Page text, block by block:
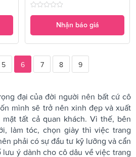
Nhận báo giá
5 6 7 8 9
đại của đời người nên bất cứ cô
mình sẽ trở nên xinh đẹp và xuất
tất cả quan khách. Vì thế, bên
làm tóc, chọn giày thì việc trang
phải có sự đầu tư kỹ lưỡng và cẩn
lưu ý dành cho cô dâu về việc trang